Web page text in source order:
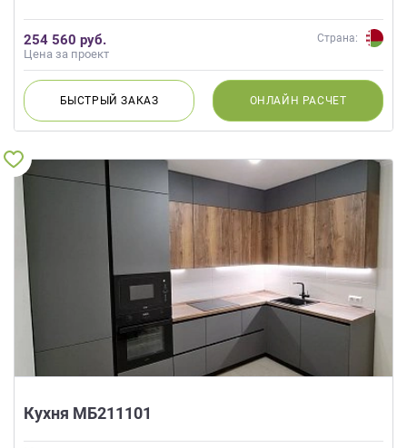
254 560 руб.
Цена за проект
Страна:
БЫСТРЫЙЗАКАЗ ОНЛАЙН РАСЧЕТ
Кухня МБ211101